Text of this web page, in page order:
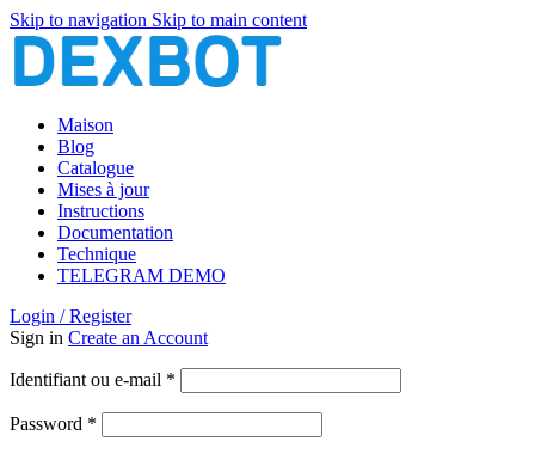
Skip to navigation Skip to main content
Maison
Blog
Catalogue
Mises à jour
Instructions
Documentation
Technique
TELEGRAM DEMO
Login / Register
Sign in Create an Account
Identifiant ou e-mail *
Password *